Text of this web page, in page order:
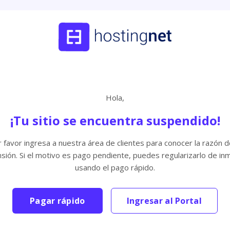
Hola,
¡Tu sitio se encuentra suspendido!
favor ingresa a nuestra área de clientes para conocer la razón
Si el motivo es pago pendiente, puedes regularizarlo de
usando el pago rápido.
Pagar rápido Ingresar al Portal